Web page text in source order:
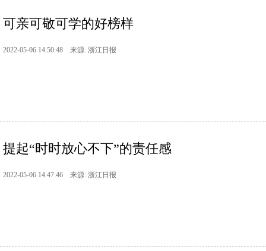
可亲可敬可学的好榜样
2022-05-06 14:50:48 来源: 浙江日报
提起“时时放心不下”的责任感
2022-05-06 14:47:46 来源: 浙江日报